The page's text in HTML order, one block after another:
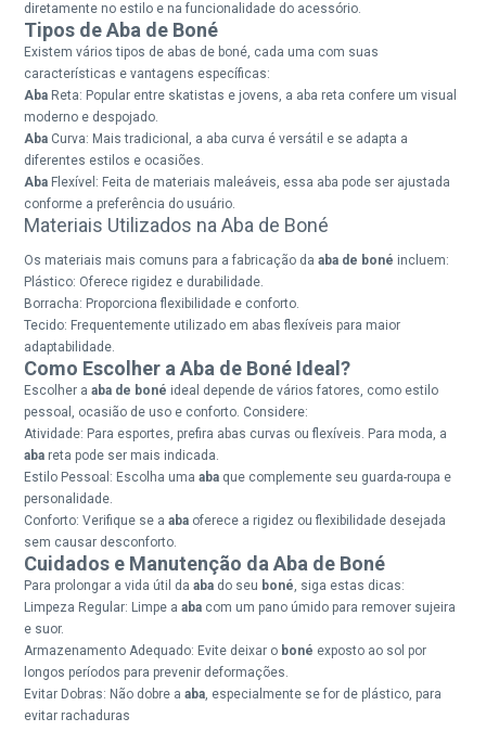
diretamente no estilo e na funcionalidade do acessório.
Tipos de Aba de Boné
Existem vários tipos de abas de boné, cada uma com suas
características e vantagens específicas:
Aba Reta: Popular entre skatistas e jovens, a aba reta confere um visual
moderno e despojado.
Aba Curva: Mais tradicional, a aba curva é versátil e se adapta a
diferentes estilos e ocasiões.
Aba Flexível: Feita de materiais maleáveis, essa aba pode ser ajustada
conforme a preferência do usuário.
Materiais Utilizados na Aba de Boné
Os materiais mais comuns para a fabricação daaba de boné incluem:
Plástico: Oferece rigidez e durabilidade.
Borracha: Proporciona flexibilidade e conforto.
Tecido: Frequentemente utilizado em abas flexíveis para maior
adaptabilidade.
Como Escolher a Aba de Boné Ideal?
Escolher aaba de boné ideal depende de vários fatores, como estilo
pessoal, ocasião de uso e conforto. Considere:
Atividade: Para esportes, prefira abas curvas ou flexíveis. Para moda, a
aba reta pode ser mais indicada.
Estilo Pessoal: Escolha umaaba que complemente seu guarda-roupa e
personalidade.
Conforto: Verifique se aaba oferece a rigidez ou flexibilidade desejada
sem causar desconforto.
Cuidados e Manutenção da Aba de Boné
Para prolongar a vida útil daaba do seu boné, siga estas dicas:
Limpeza Regular: Limpe aaba com um pano úmido para remover sujeira
e suor.
Armazenamento Adequado: Evite deixar o boné exposto ao sol por
longos períodos para prevenir deformações.
Evitar Dobras: Não dobre aaba, especialmente se for de plástico, para
evitar rachaduras